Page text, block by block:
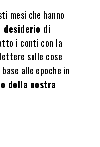
mesi che hanno
desiderio di
i conti con la
sulle cose
alle epoche in
della nostra